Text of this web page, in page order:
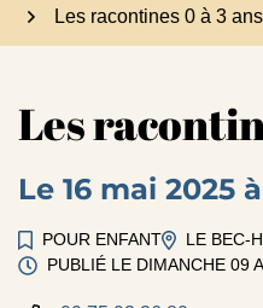
Les racontines 0 à 3 ans
Les
Le 16 mai 2025
POUR ENFANT
LE BEC-
PUBLIÉ LE DIMANCHE 09